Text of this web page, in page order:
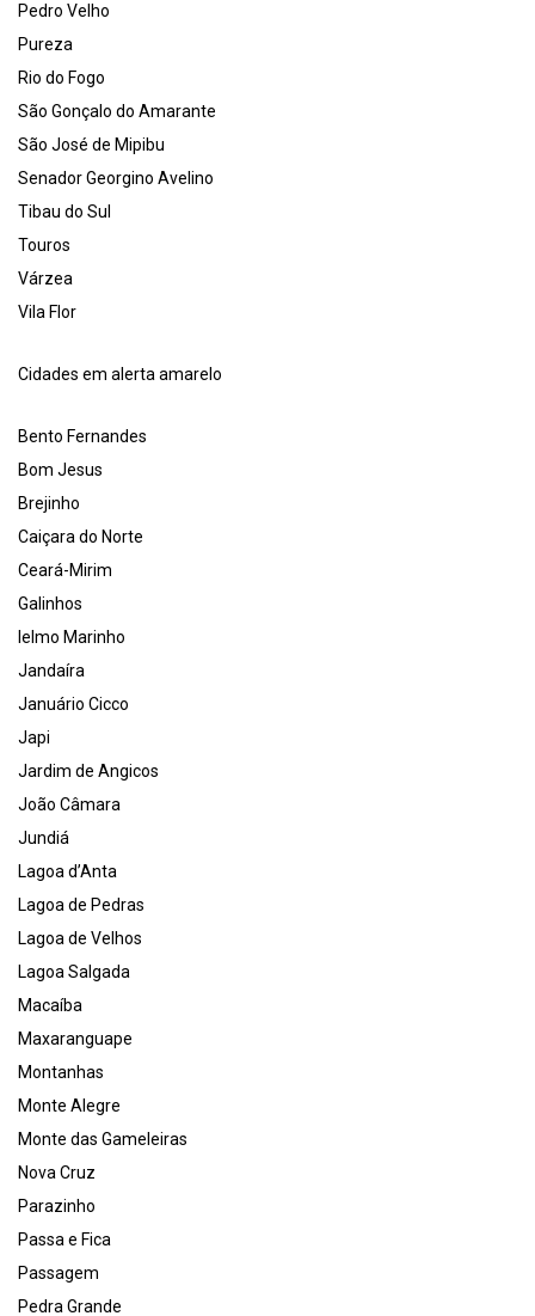
Pedro Velho
Pureza
Rio do Fogo
São Gonçalo do Amarante
São José de Mipibu
Senador Georgino Avelino
Tibau do Sul
Touros
Várzea
Vila Flor
Cidades em alerta amarelo
Bento Fernandes
Bom Jesus
Brejinho
Caiçara do Norte
Ceará-Mirim
Galinhos
Ielmo Marinho
Jandaíra
Januário Cicco
Japi
Jardim de Angicos
João Câmara
Jundiá
Lagoa d’Anta
Lagoa de Pedras
Lagoa de Velhos
Lagoa Salgada
Macaíba
Maxaranguape
Montanhas
Monte Alegre
Monte das Gameleiras
Nova Cruz
Parazinho
Passa e Fica
Passagem
Pedra Grande